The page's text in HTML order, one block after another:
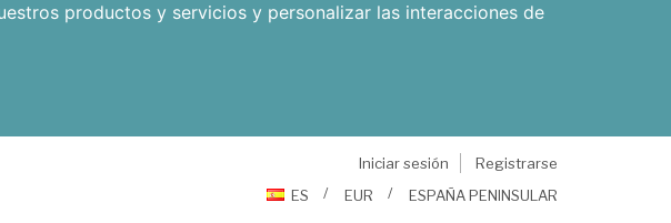
productos y servicios y personalizar las interacciones de
Iniciar sesión
Registrarse
ES
EUR ESPAÑA PENINSULAR